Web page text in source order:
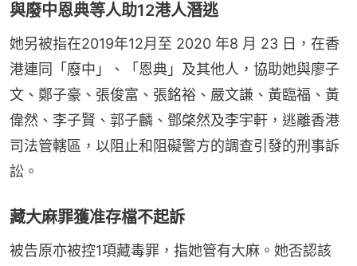
與廢中恩典等人助12港人潛逃
她另被指在2019年12月至 2020 年8 月 23 日，在香
港連同「廢中」、「恩典」及其他人，協助她與廖子
文、鄭子豪、張俊富、張銘裕、嚴文謙、黃臨福、黃
偉然、李子賢、郭子麟、鄧棨然及李宇軒，逃離香港
司法管轄區，以阻止和阻礙警方的調查引發的刑事訴
訟。
藏大麻罪獲准存檔不起訴
被告原亦被控1項藏毒罪，指她管有大麻。她否認該